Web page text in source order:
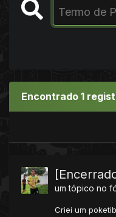
Encontrado 1
um tópico no
Criei um